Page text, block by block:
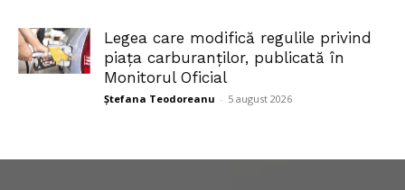
Legea care modifică regulile privind
piața carburanților, publicată în
Monitorul Oficial
Ștefana Teodoreanu - 5 august 2026